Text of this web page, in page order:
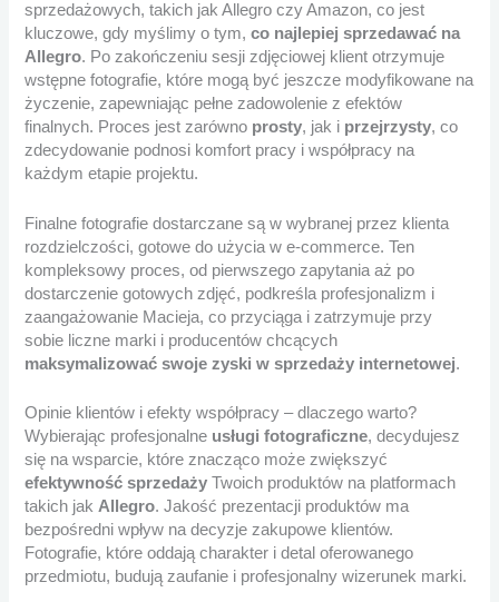
sprzedażowych, takich jak Allegro czy Amazon, co jest
kluczowe, gdy myślimy o tym,co najlepiej sprzedawać na
Allegro. Po zakończeniu sesji zdjęciowej klient otrzymuje
wstępne fotografie, które mogą być jeszcze modyfikowane na
życzenie, zapewniając pełne zadowolenie z efektów
finalnych. Proces jest zarówno prosty, jak i przejrzysty, co
zdecydowanie podnosi komfort pracy i współpracy na
każdym etapie projektu.
Finalne fotografie dostarczane są w wybranej przez klienta
rozdzielczości, gotowe do użycia w e-commerce. Ten
kompleksowy proces, od pierwszego zapytania aż po
dostarczenie gotowych zdjęć, podkreśla profesjonalizm i
zaangażowanie Macieja, co przyciąga i zatrzymuje przy
sobie liczne marki i producentów chcących
maksymalizować swoje zyski w sprzedaży internetowej.
Opinie klientów i efekty współpracy – dlaczego warto?
Wybierając profesjonalne usługi fotograficzne, decydujesz
się na wsparcie, które znacząco może zwiększyć
efektywność sprzedaży Twoich produktów na platformach
takich jak Allegro. Jakość prezentacji produktów ma
bezpośredni wpływ na decyzje zakupowe klientów.
Fotografie, które oddają charakter i detal oferowanego
przedmiotu, budują zaufanie i profesjonalny wizerunek marki.